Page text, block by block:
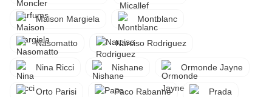
Maison Margiela Montblanc
Nasomatto Narciso Rodriguez
Nina Ricci Nishane Ormonde Jayne
Orto Parisi Paco Rabanne Prada